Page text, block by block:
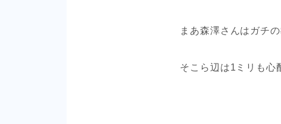
まあ森澤さんはガチ
そこら辺は1ミリも心